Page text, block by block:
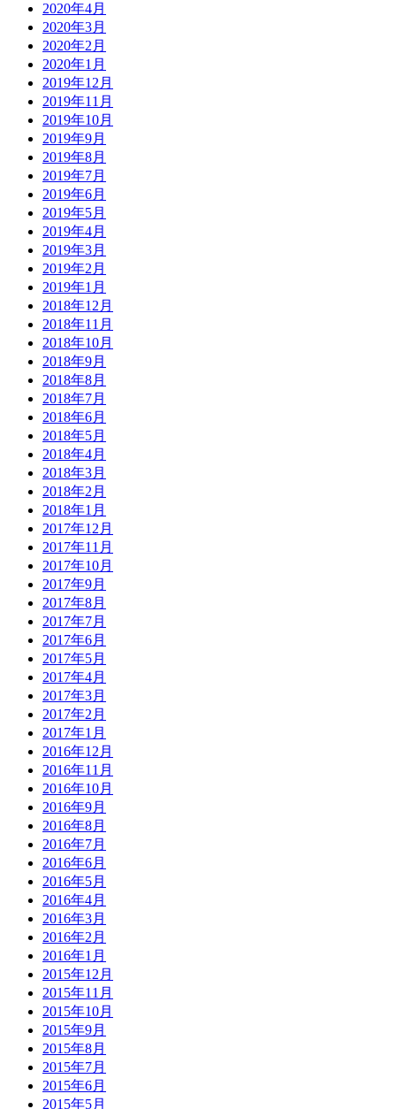
2020年4月
2020年3月
2020年2月
2020年1月
2019年12月
2019年11月
2019年10月
2019年9月
2019年8月
2019年7月
2019年6月
2019年5月
2019年4月
2019年3月
2019年2月
2019年1月
2018年12月
2018年11月
2018年10月
2018年9月
2018年8月
2018年7月
2018年6月
2018年5月
2018年4月
2018年3月
2018年2月
2018年1月
2017年12月
2017年11月
2017年10月
2017年9月
2017年8月
2017年7月
2017年6月
2017年5月
2017年4月
2017年3月
2017年2月
2017年1月
2016年12月
2016年11月
2016年10月
2016年9月
2016年8月
2016年7月
2016年6月
2016年5月
2016年4月
2016年3月
2016年2月
2016年1月
2015年12月
2015年11月
2015年10月
2015年9月
2015年8月
2015年7月
2015年6月
2015年5月